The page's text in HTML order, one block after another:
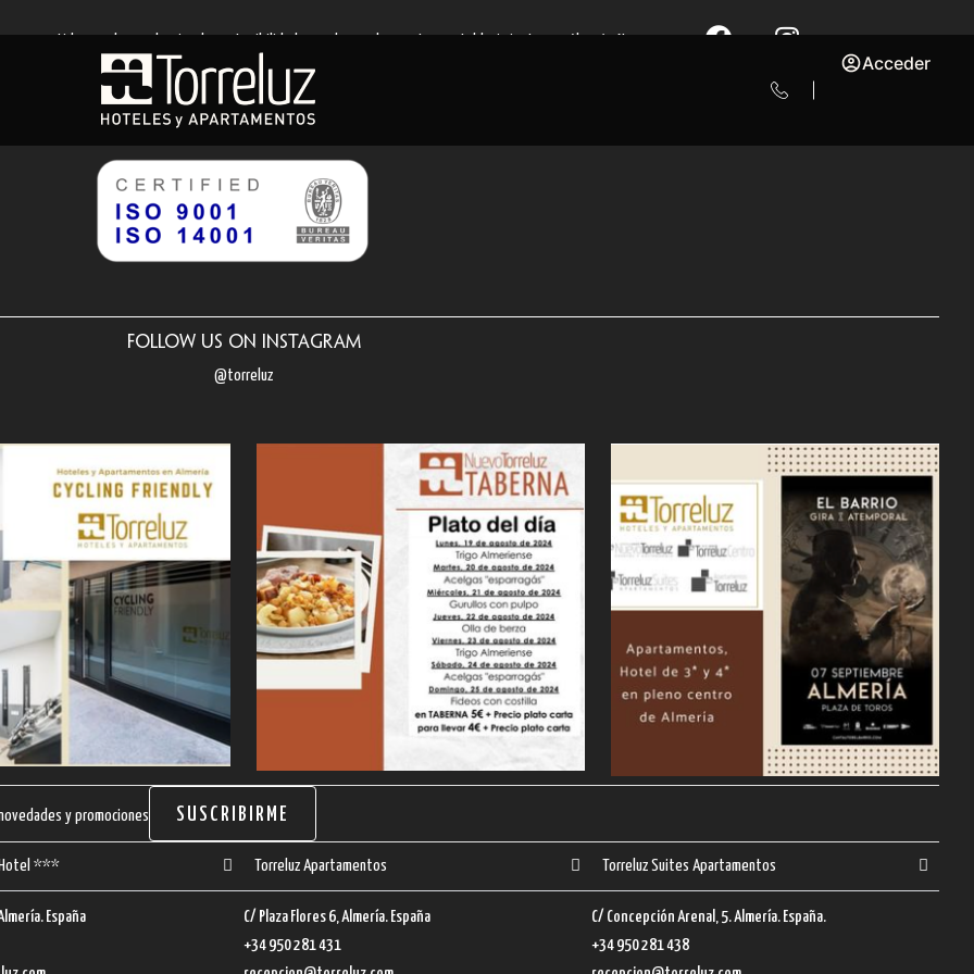
Acceder
ISO 9001 e ISO 14001, que acreditan nuestro compromiso con la calidad en la gestión y el respeto por el
reflejan nuestro esfuerzo continuo por ofrecerle una estancia excepcional, al mismo tiempo que
minimizamos nuestro impacto ambiental.
Follow us on Instagram
@torreluz
y promociones SUSCRIBIRME
Hotel ***
España
Torreluz Apartamentos
C/ Plaza Flores 6, Almería. España
+34 950 281 431
Torreluz Suites Apartamentos
C/ Concepción Arenal, 5. Almería. España.
+34 950 281 438